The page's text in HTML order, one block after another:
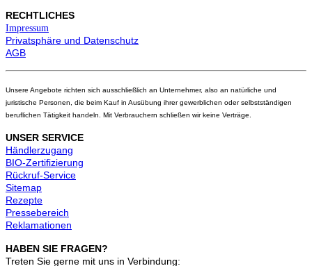
RECHTLICHES
Impressum
Privatsphäre und Datenschutz
AGB
Unsere Angebote richten sich ausschließlich an Unternehmer, also an natürliche und
juristische Personen, die beim Kauf in Ausübung ihrer gewerblichen oder selbstständigen
beruflichen Tätigkeit handeln. Mit Verbrauchern schließen wir keine Verträge.
UNSER SERVICE
Händlerzugang
BIO-Zertifizierung
Rückruf-Service
Sitemap
Rezepte
Pressebereich
Reklamationen
HABEN SIE FRAGEN?
Treten Sie gerne mit uns in Verbindung: